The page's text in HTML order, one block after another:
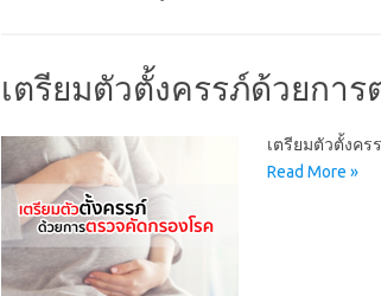
เตรียมตัวตั้งครรภ์ด้วยกา
เตรียมตัวตั้งค
Read More »